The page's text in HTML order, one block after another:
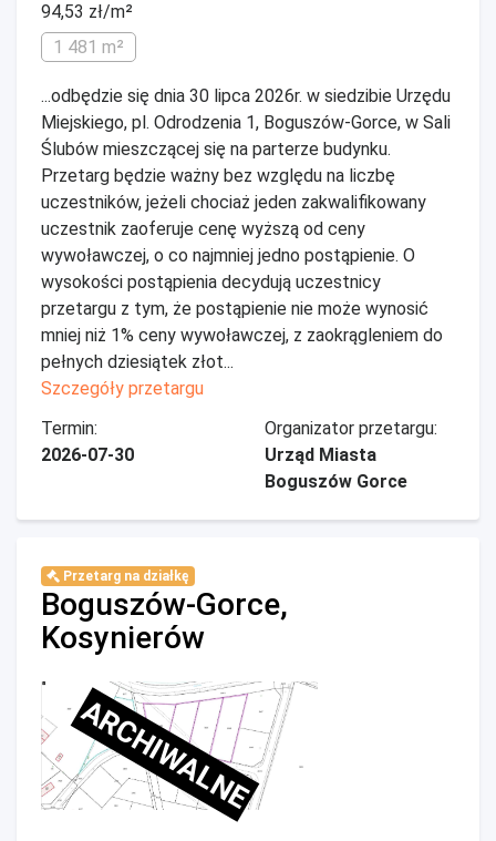
94,53 zł/m²
1 481 m²
...odbędzie się dnia 30 lipca 2026r. w siedzibie Urzędu
Miejskiego, pl. Odrodzenia 1, Boguszów-Gorce, w Sali
Ślubów mieszczącej się na parterze budynku.
Przetarg będzie ważny bez względu na liczbę
uczestników, jeżeli chociaż jeden zakwalifikowany
uczestnik zaoferuje cenę wyższą od ceny
wywoławczej, o co najmniej jedno postąpienie. O
wysokości postąpienia decydują uczestnicy
przetargu z tym, że postąpienie nie może wynosić
mniej niż 1% ceny wywoławczej, z zaokrągleniem do
pełnych dziesiątek złot...
Szczegóły przetargu
Termin:
2026-07-30
Organizator przetargu:
Urząd Miasta
Boguszów Gorce
Przetarg na działkę
Boguszów-Gorce,
Kosynierów
ARCHIWALNE